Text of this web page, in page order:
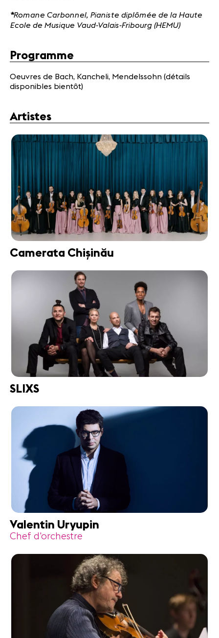
*Romane Carbonnel, Pianiste diplômée de la Haute
Ecole de Musique Vaud-Valais-Fribourg (HEMU)
Programme
Oeuvres de Bach, Kancheli, Mendelssohn (détails
disponibles bientôt)
Artistes
Camerata Chișinău
SLIXS
Valentin Uryupin
Chef d'orchestre